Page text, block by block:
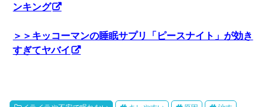
ンキング
＞＞キッコーマンの睡眠サプリ「ピースナイト」が効き
すぎてヤバイ